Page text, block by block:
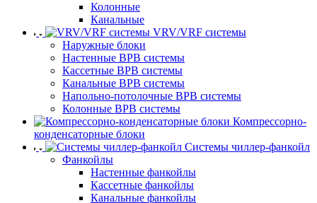
Колонные
Канальные
VRV/VRF системы
Наружные блоки
Настенные ВРВ системы
Кассетные ВРВ системы
Канальные ВРВ системы
Напольно-потолочные ВРВ системы
Колонные ВРВ системы
Компрессорно-
конденсаторные блоки
Системы чиллер-фанкойл
Фанкойлы
Настенные фанкойлы
Кассетные фанкойлы
Канальные фанкойлы